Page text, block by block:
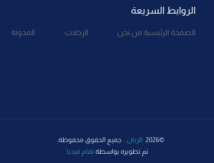
الروابط السريعة
الصفحة الرئيسية من نحن الرحلات المدونة
©2026 الربان
. جميع الحقوق محفوظة.
تم تطويره بواسطة تمام ميديا